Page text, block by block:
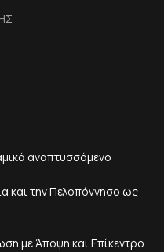
αναπτυσσόμενο
και την Πελοπόννησο ως
με Άποψη και Επίκεντρο